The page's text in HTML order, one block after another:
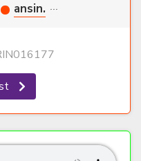
ansin. ···